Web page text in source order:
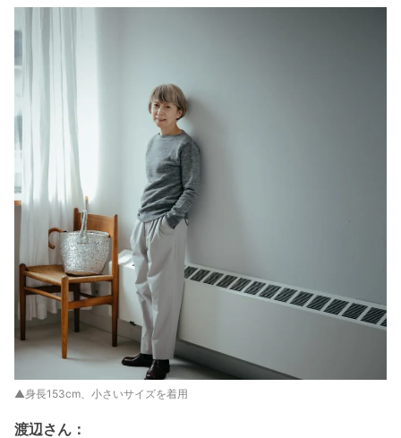
▲身長153cm、小さいサイズを着用
渡辺さん：